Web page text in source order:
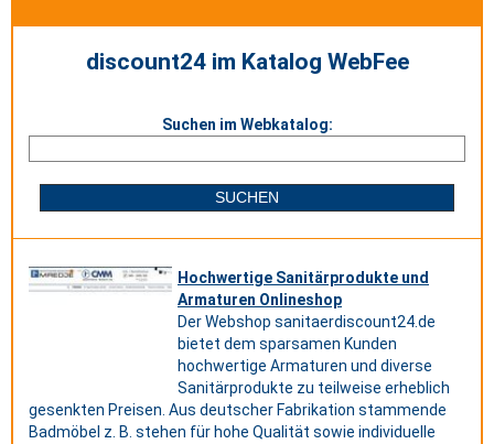
discount24 im Katalog WebFee
Suchen im Webkatalog:
Hochwertige Sanitärprodukte und
Armaturen Onlineshop
Der Webshop sanitaerdiscount24.de
bietet dem sparsamen Kunden
hochwertige Armaturen und diverse
Sanitärprodukte zu teilweise erheblich
gesenkten Preisen. Aus deutscher Fabrikation stammende
Badmöbel z. B. stehen für hohe Qualität sowie individuelle